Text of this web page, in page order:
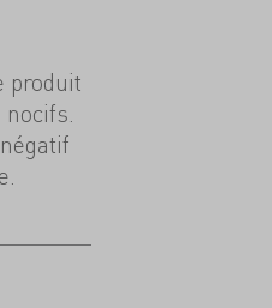
produit